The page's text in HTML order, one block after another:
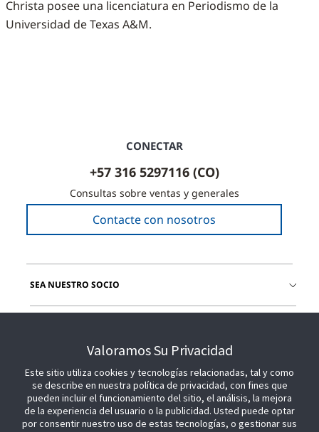
Christa posee una licenciatura en Periodismo de la
Universidad de Texas A&M.
CONECTAR
+57 316 5297116 (CO)
Consultas sobre ventas y generales
Contacte con nosotros
SEA NUESTRO SOCIO
Valoramos Su Privacidad
Este sitio utiliza cookies y tecnologías relacionadas, tal y como
se describe en nuestra política de privacidad, con fines que
pueden incluir el funcionamiento del sitio, el análisis, la mejora
de la experiencia del usuario o la publicidad. Usted puede optar
por consentir nuestro uso de estas tecnologías, o gestionar sus